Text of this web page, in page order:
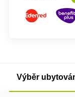
Výběr